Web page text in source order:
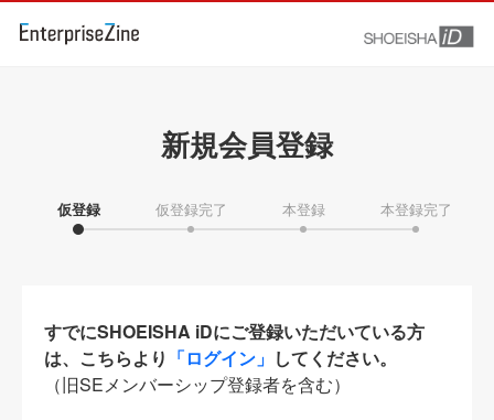
新規会員登録
仮登録 仮登録完了 本登録 本登録完了
すでにSHOEISHA iDにご登録いただいている方
は、こちらより 「ログイン」 してください。
（旧SEメンバーシップ登録者を含む）